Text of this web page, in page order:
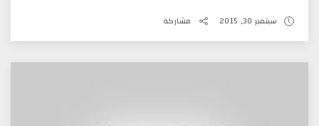
سبتمبر 30, 2015 مشاركة